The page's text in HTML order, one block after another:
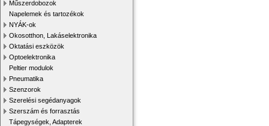
Műszerdobozok
Napelemek és tartozékok
NYÁK-ok
Okosotthon, Lakáselektronika
Oktatási eszközök
Optoelektronika
Peltier modulok
Pneumatika
Szenzorok
Szerelési segédanyagok
Szerszám és forrasztás
Tápegységek, Adapterek